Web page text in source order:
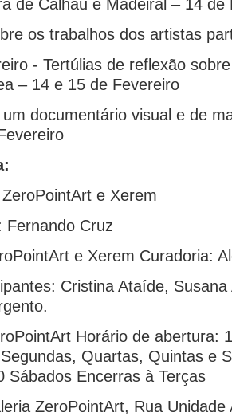
de Calhau e Madeiral – 14 de
os trabalhos dos artistas
- Tertúlias de reflexão
– 14 e 15 de Fevereiro
documentário visual e de
e Xerem
Fernando Cruz
e Xerem Curadoria:
Cristina Ataíde, Susana
Horário de abertura:
Quartas, Quintas e
Sábados Encerras à Terças
ZeroPointArt, Rua Unidade